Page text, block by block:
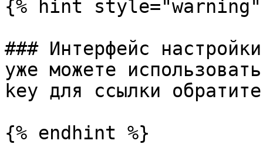
{% hint style="warning"
### Интерфейс
уже можете
key для ссылки
{% endhint %}